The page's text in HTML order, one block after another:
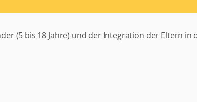
(5 bis 18 Jahre) und der Integration der Eltern in